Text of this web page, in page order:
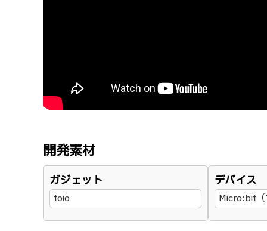
開発素材
ガジェット
toio
デバイス
Micro:bit（